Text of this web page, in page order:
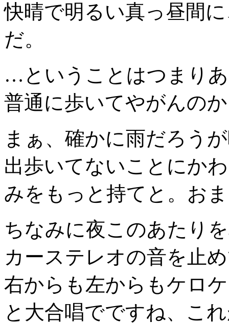
快晴で明るい真っ昼間
だ。
…ということはつまり
普通に歩いてやがんの
まぁ、確かに雨だろう
出歩いてないことにか
みをもっと持てと。お
ちなみに夜このあたり
カーステレオの音を止
右からも左からもケロ
と大合唱でですね、こ